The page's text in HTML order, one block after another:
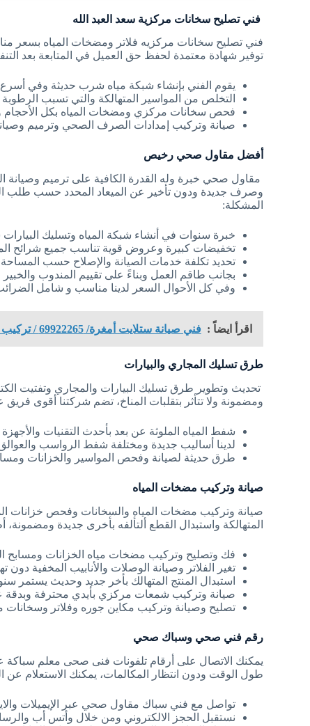
فني تصليح سخانات مركزية سعد العبد الله
فني تصليح سخانات مركزيه فلاتر ومضخات المياه بسعر
توفير شهادة معتمدة لحفظ حق العميل في المتابعة بعد
يقوم الفني بإنشاء شبكة مياه شرب حديثة وفي
التخلص من المواسير المتهالكة والتي تسبب الرطوبة
فحص سخانات مركزي ومضخات المياه بكل الأحجام
صيانة وتركيب إمدادات الصرف الصحي وترميم وصيانة
أفضل مقاول صحي رخيص
مقاول صحي خبرة وله القدرة الكافية على ترميم وصيانة
وصرف جديدة ودون تأخير عن الميعاد المحدد حسب طلب
المشكلة:
خبرة سنوات في أنشاء شبكة المياه وتسليك
تخفيضات كبيرة وعروض قوية تناسب جميع شرائح
تحديد تكلفة خدمات الصيانة والإصلاح حسب المساحة
بجانب طاقم العمل وبناءً على تقييم المندوب
وفي كل الأحوال السعر لدينا مناسب و شامل
اقرأ ايضاً : فني صيانة ستلايت أمغرة/ 69922265 / تركيب وتصليح رسيفر / تجديد بي ان سبورت
طرق تسليك المجاري والبيارات
تحديث وتطوير طرق تسليك البيارات والمجاري وتفتيت
ومضمونة ولا تتأثر بتقلبات المناخ، تضم شركتنا أقوى
شفط المياه الملوثة عن بعد بأحدث التقنيات والأجهزة
لدينا أساليب جديدة ومختلفة شفط الرواسب
طرق حديثة لصيانة وفحص المواسير والخزانات
صيانة وتركيب مضخات المياه
صيانة وتركيب مضخات المياه والسخانات وفحص خزانات
المتهالكة واستبدال القطع ألتألفه بأخرى جديدة
فك وتصليح وتركيب مضخات مياه الخزانات ومسابح
تغير الفلاتر وصيانة الوصلات والأنابيب المخفية
استبدال المنتج المتهالك بأخر جديد وحديث يستمر
صيانة وتركيب شمعات مركزي بأيدي محترفة وبدقة
تصليح وصيانة وتركيب مكاين جوره وفلاتر وسخانات
رقم فني صحي وسباك صحي
يمكنك الاتصال على أرقام تلفونات فنى صحى معلم سباكة
طول الوقت ودون انتظار المكالمات، يمكنك الاستعلام عن
تواصل مع فني سباك مقاول صحي عبر الإيميلات
نستقبل الحجز الالكتروني ومن خلال وأتس أب